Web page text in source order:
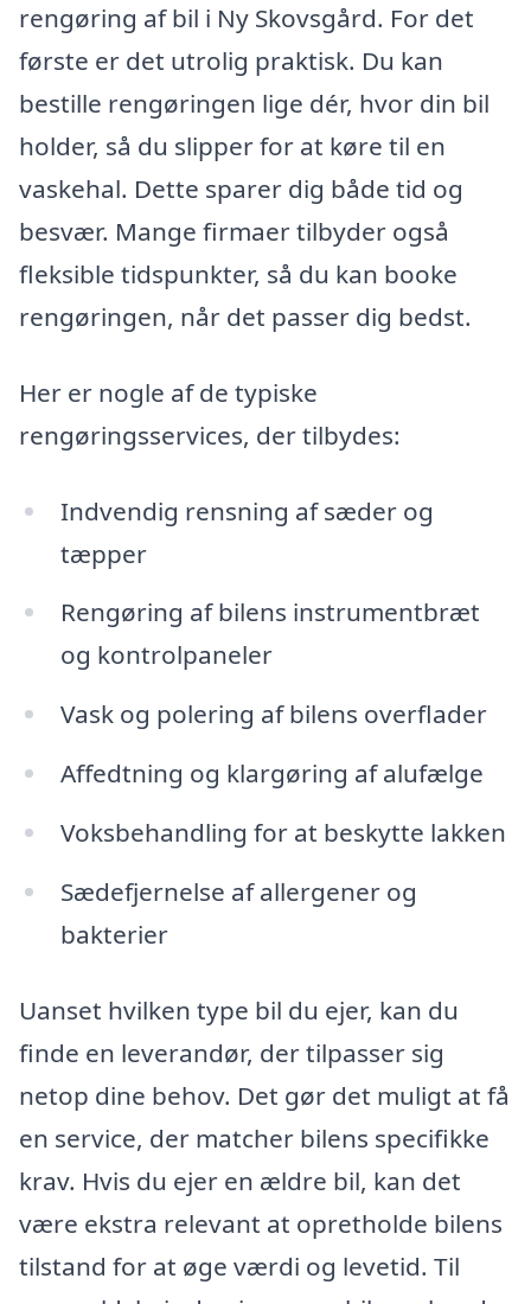
rengøring af bil i Ny Skovsgård. For det
første er det utrolig praktisk. Du kan
bestille rengøringen lige dér, hvor din bil
holder, så du slipper for at køre til en
vaskehal. Dette sparer dig både tid og
besvær. Mange firmaer tilbyder også
fleksible tidspunkter, så du kan booke
rengøringen, når det passer dig bedst.
Her er nogle af de typiske
rengøringsservices, der tilbydes:
Indvendig rensning af sæder og
tæpper
Rengøring af bilens instrumentbræt
og kontrolpaneler
Vask og polering af bilens overflader
Affedtning og klargøring af alufælge
Voksbehandling for at beskytte lakken
Sædefjernelse af allergener og
bakterier
Uanset hvilken type bil du ejer, kan du
finde en leverandør, der tilpasser sig
netop dine behov. Det gør det muligt at få
en service, der matcher bilens specifikke
krav. Hvis du ejer en ældre bil, kan det
være ekstra relevant at opretholde bilens
tilstand for at øge værdi og levetid. Til